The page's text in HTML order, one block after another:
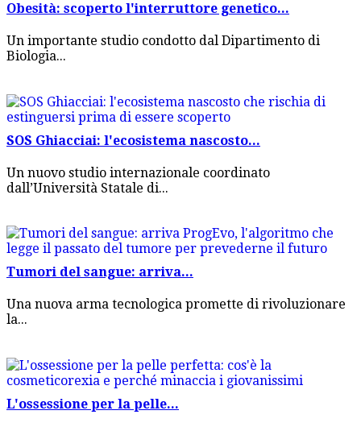
Obesità: scoperto l'interruttore genetico...
Un importante studio condotto dal Dipartimento di
Biologia...
SOS Ghiacciai: l'ecosistema nascosto...
Un nuovo studio internazionale coordinato
dall’Università Statale di...
Tumori del sangue: arriva...
Una nuova arma tecnologica promette di rivoluzionare
la...
L'ossessione per la pelle...